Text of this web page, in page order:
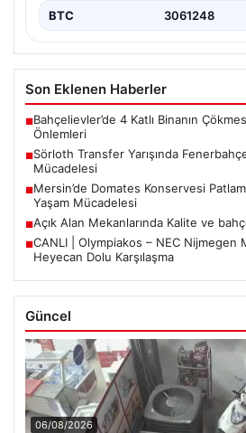
BTC 3061248
Son Eklenen Haberler
■Bahçelievler’de 4 Katlı Binanın
Önlemleri
■Sörloth Transfer Yarışında
Mücadelesi
■Mersin’de Domates Konservesi
Yaşam Mücadelesi
■Açık Alan Mekanlarında Kalite ve
■CANLI | Olympiakos – NEC Nijmegen
Heyecan Dolu Karşılaşma
Güncel
06/08/2026